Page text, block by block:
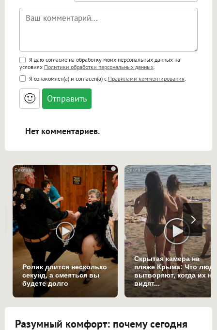
Поддержка HTML
<b>, <strong>, <u>, <i>, <em>, <s>, <big>,
<small>, <sup>, <sub>, <pre>, <ul>, <ol>, <li>,
<blockquote>, <code> экранирует HTML,
адреса URL автоматически становятся
ссылками, и [img]адрес[/img] будет
Я даю согласие на обработку моих персональных данных на
условиях Политики обработки персональных данных
Я ознакомлен(а) и согласен(а) с Правилами комментирования
🙂
Нет комментариев.
i
Ролик длится несколько
секунд, а смеяться вы
будете долго
Скрытая камера на
пляже Крыма: Что
вытворяют, когда их не
видят...
Разумный комфорт: почему сегодня